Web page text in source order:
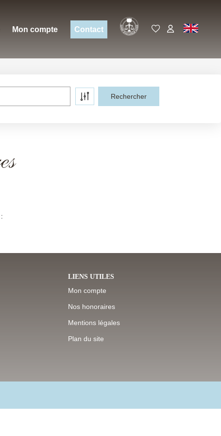
Mon compte Contact EN
LIENS UTILES
Mon compte
Nos honoraires
Mentions légales
Plan du site